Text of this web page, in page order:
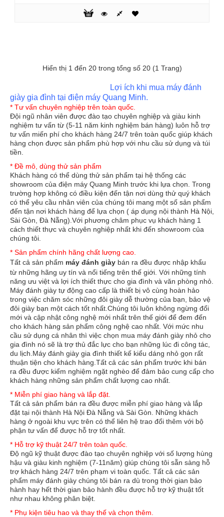
Mỗi khi đi ra ngoài hoặc tiếp khách bạn sẽ thiếu tự tin với
chóng và dễ dàng ..
KHUYẾN MÃI
Máy đánh giầy CX-1016B8
3.900.000 đ
Máy đánh giầy CX-1016B8 là máy đánh giầy loại cơ. với
kiểu dáng hài hòa và tính năng hoàn hảo, dễ sử dụng. CX-
1016B8 được thiết kế thêm tay vịn với dáng vẻ vững chắc
chắn, thể hiện sự sang trọng, tinh tế và tạo dáng đứng
vững chắc khi đứng đánh giày, phù hợp cho gia đình, văn
phòng, khách sạn, ngân hàng đặc biêt là các đơn vị Công
an, Quân độ..
KHUYẾN MÃI
Hiển thị 1 đến 20 trong tổng số 20 (1 Trang)
Lợi ích khi mua máy đánh
giày gia đình tại điện máy Quang Minh.
* Tư vấn chuyên nghiệp trên toàn quốc.
Đội ngũ nhân viên được đào tạo chuyên nghiệp và giàu kinh
nghiệm tư vấn từ (5-11 năm kinh nghiệm bán hàng) luôn hỗ trợ
tư vấn miến phí cho khách hàng 24/7 trên toàn quốc giúp khách
hàng chọn được sản phẩm phù hợp với nhu cầu sử dụng và túi
tiền.
* Đề mô, dùng thử sản phẩm
Khách hàng có thể dùng thử sản phẩm tại hệ thống các
showroom của điện máy Quang Minh trước khi lựa chọn. Trong
trường hợp không có điều kiện đến tận nơi dùng thử quý khách
có thể yêu cầu nhân viên của chúng tôi mang một số sản phẩm
đến tận nơi khách hàng để lựa chọn ( áp dụng nội thành Hà Nội,
Sài Gòn, Đà Nẵng).Với phương châm phục vụ khách hàng 1
cách thiết thực và chuyên nghiệp nhất khi đến showroom của
chúng tôi.
* Sản phẩm chính hãng chất lượng cao.
Tất cả sản phẩm máy đánh giày bán ra đều được nhập khẩu
từ những hãng uy tín và nổi tiếng trên thế giới. Với những tính
năng ưu việt và lợi ích thiết thực cho gia đình và văn phòng nhỏ.
Máy đánh giày tự động cao cấp là thiết bị vô cùng hoàn hảo
trong việc chăm sóc những đôi giày dễ thường của bạn, bảo vệ
đôi giày bạn một cách tốt nhất.Chúng tôi luôn không ngừng đổi
mới và cập nhật công nghệ mới nhất trên thế giới để đem đến
cho khách hàng sản phẩm công nghệ cao nhất. Với mức nhu
cầu sử dụng cá nhân thì việc chọn mua máy đánh giày nhỏ cho
gia đình nó sẽ là trợ thủ đắc lực cho bạn những lúc đi công tác,
du lịch.Máy đánh giày gia đình thiết kế kiểu dáng nhỏ gọn rất
thuận tiện cho khách hàng.Tất cả các sản phẩm trước khi bán
ra đều được kiểm nghiệm ngặt nghèo để đảm bảo cung cấp cho
khách hàng những sản phẩm chất lượng cao nhất.
* Miễn phí giao hàng và lắp đặt.
Tất cả sản phẩm bán ra đều được miễn phí giao hàng và lắp
đặt tại nội thành Hà Nội Đà Nẵng và Sài Gòn. Những khách
hàng ở ngoài khu vực trên có thể liên hệ trao đổi thêm với bộ
phận tư vấn để được hỗ trợ tốt nhất.
* Hỗ trợ kỹ thuật 24/7 trên toàn quốc.
Độ ngũ kỹ thuật được đào tạo chuyên nghiệp với số lượng hùng
hậu và giàu kinh nghiệm (7-11năm) giúp chúng tôi sẵn sàng hỗ
trợ khách hàng 24/7 trên phạm vi toàn quốc. Tất cả các sản
phẩm máy đánh giày chúng tôi bán ra dù trong thời gian bảo
hành hay hết thời gian bảo hành đều được hỗ trợ kỹ thuật tốt
như nhau không phân biệt.
* Phụ kiện tiêu hao và thay thế và chọn thêm.